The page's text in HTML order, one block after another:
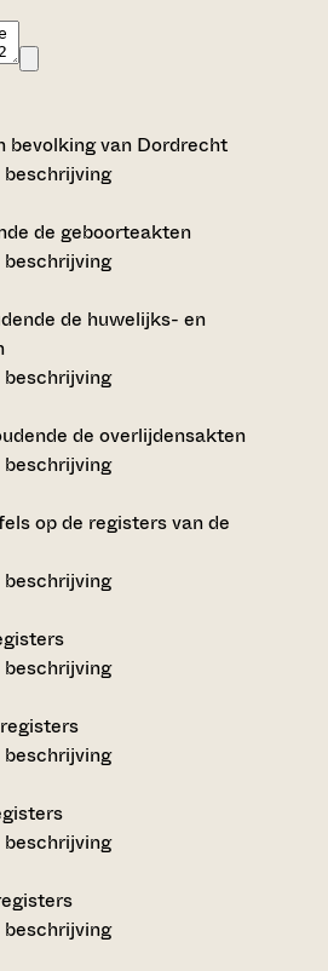
bevolking van Dordrecht
beschrijving
de geboorteakten
beschrijving
de huwelijks- en
beschrijving
de overlijdensakten
beschrijving
op de registers van de
beschrijving
beschrijving
beschrijving
beschrijving
beschrijving